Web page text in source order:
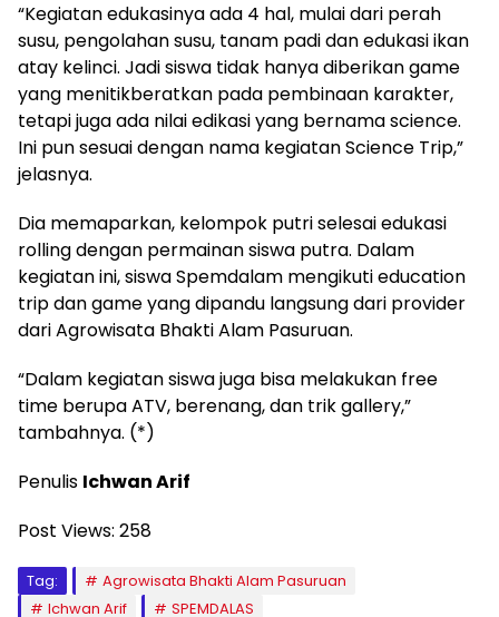
“Kegiatan edukasinya ada 4 hal, mulai dari perah
susu, pengolahan susu, tanam padi dan edukasi ikan
atay kelinci. Jadi siswa tidak hanya diberikan game
yang menitikberatkan pada pembinaan karakter,
tetapi juga ada nilai edikasi yang bernama science.
Ini pun sesuai dengan nama kegiatan Science Trip,”
jelasnya.
Dia memaparkan, kelompok putri selesai edukasi
rolling dengan permainan siswa putra. Dalam
kegiatan ini, siswa Spemdalam mengikuti education
trip dan game yang dipandu langsung dari provider
dari Agrowisata Bhakti Alam Pasuruan.
“Dalam kegiatan siswa juga bisa melakukan free
time berupa ATV, berenang, dan trik gallery,”
tambahnya. (*)
Penulis Ichwan Arif
Post Views: 258
Tag:
Agrowisata Bhakti Alam Pasuruan
Ichwan Arif
SPEMDALAS